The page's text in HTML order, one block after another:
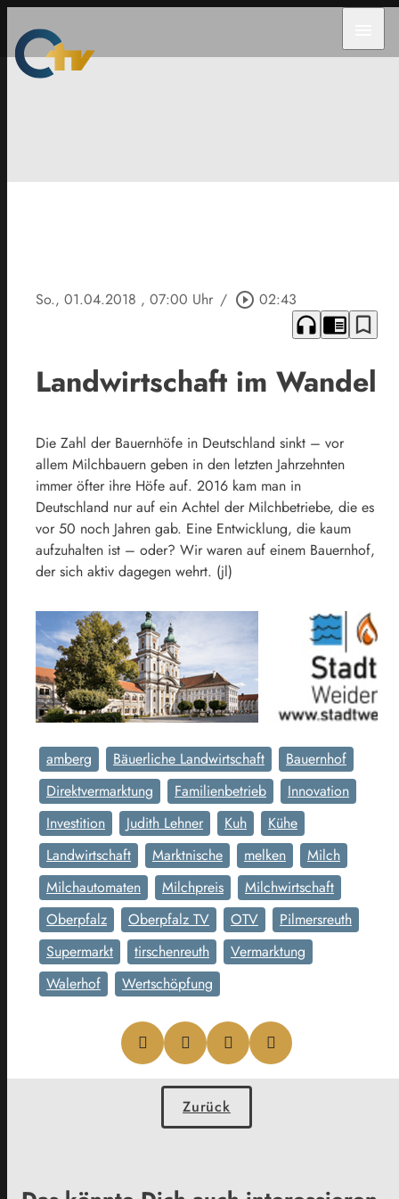
So., 01.04.2018 , 07:00 Uhr / play_circle_outline 02:43
headphones chrome_reader_mode bookmark_border
Landwirtschaft im Wandel
Die Zahl der Bauernhöfe in Deutschland sinkt – vor
allem Milchbauern geben in den letzten Jahrzehnten
immer öfter ihre Höfe auf. 2016 kam man in
Deutschland nur auf ein Achtel der Milchbetriebe, die es
vor 50 noch Jahren gab. Eine Entwicklung, die kaum
aufzuhalten ist – oder? Wir waren auf einem Bauernhof,
der sich aktiv dagegen wehrt. (jl)
amberg Bäuerliche Landwirtschaft
Bauernhof
Direktvermarktung
Familienbetrieb
Innovation
Investition
Judith Lehner Kuh
Kühe
Landwirtschaft
Marktnische melken
Milch
Milchautomaten
Milchpreis
Milchwirtschaft
Oberpfalz
Oberpfalz TV OTV
Pilmersreuth
Supermarkt
tirschenreuth
Vermarktung
Walerhof
Wertschöpfung
Zurück